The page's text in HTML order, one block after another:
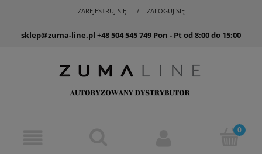
ZAREJESTRUJ SIĘ ZALOGUJ SIĘ
sklep@zuma-line.pl +48 504 545 749 Pon - Pt od 8:00 do 15:00